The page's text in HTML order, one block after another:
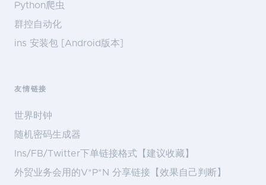
Python爬虫
群控自动化
ins 安装包 [Android版本]
友情链接
世界时钟
随机密码生成器
Ins/FB/Twitter下单链接格式【建议收藏】
外贸业务会用的V*P*N 分享链接【效果自己判断】